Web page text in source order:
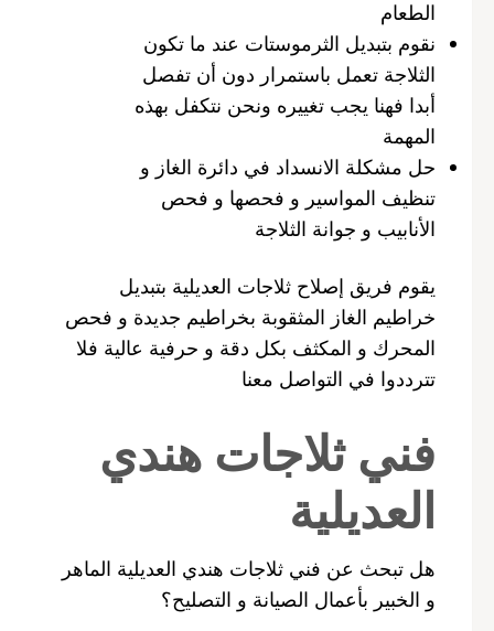
الطعام
نقوم بتبديل الثرموستات عند ما تكون
الثلاجة تعمل باستمرار دون أن تفصل
أبدا فهنا يجب تغييره ونحن نتكفل بهذه
المهمة
حل مشكلة الانسداد في دائرة الغاز و
تنظيف المواسير و فحصها و فحص
الأنابيب و جوانة الثلاجة
يقوم فريق إصلاح ثلاجات العديلية بتبديل
خراطيم الغاز المثقوبة بخراطيم جديدة و فحص
المحرك و المكثف بكل دقة و حرفية عالية فلا
تترددوا في التواصل معنا
فني ثلاجات هندي
العديلية
هل تبحث عن فني ثلاجات هندي العديلية الماهر
و الخبير بأعمال الصيانة و التصليح؟